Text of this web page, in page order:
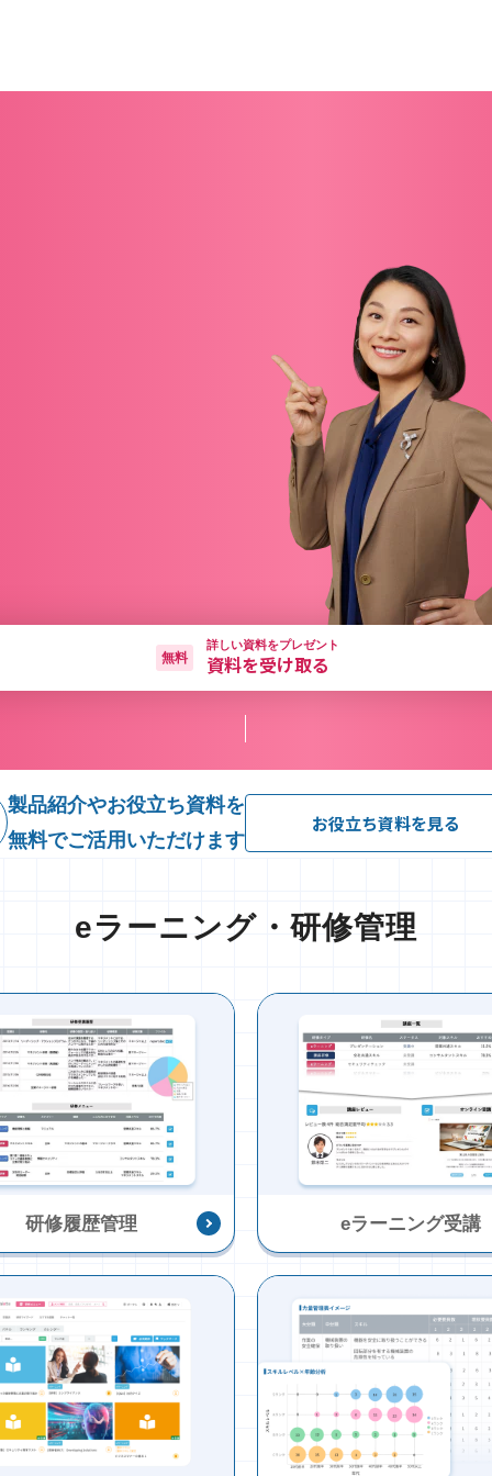
無料
詳しい資料をプレゼント
資料を受け取る
製品紹介やお役立ち資料を
無料でご活用いただけます
お役立ち資料を見る
eラーニング・研修管理
研修履歴管理 eラーニング受講